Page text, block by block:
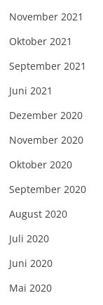
November 2021
Oktober 2021
September 2021
Juni 2021
Dezember 2020
November 2020
Oktober 2020
September 2020
August 2020
Juli 2020
Juni 2020
Mai 2020